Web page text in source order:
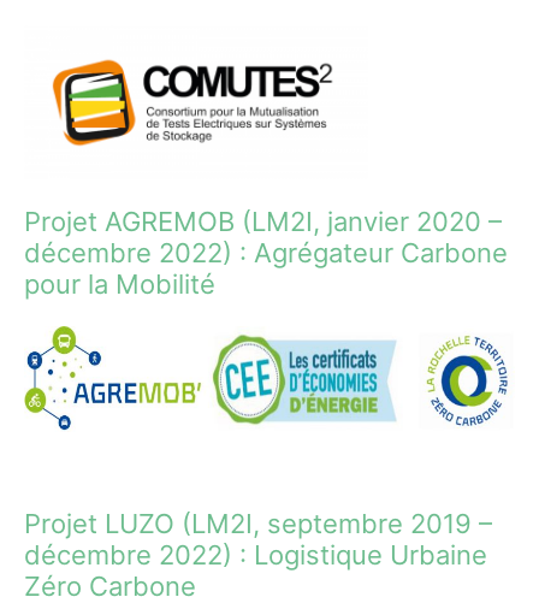
Projet AGREMOB (LM2I, janvier 2020 –
décembre 2022) : Agrégateur Carbone
pour la Mobilité
Projet LUZO (LM2I, septembre 2019 –
décembre 2022) : Logistique Urbaine
Zéro Carbone